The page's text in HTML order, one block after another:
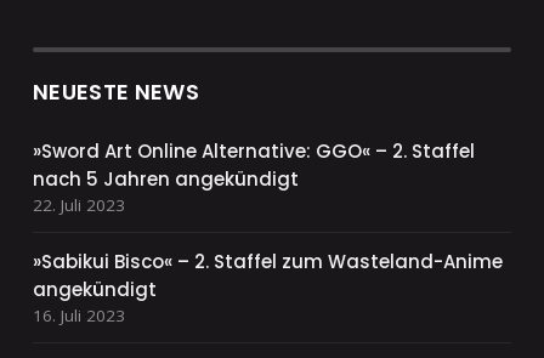
NEUESTE NEWS
»Sword Art Online Alternative: GGO« – 2. Staffel
nach 5 Jahren angekündigt
22. Juli 2023
»Sabikui Bisco« – 2. Staffel zum Wasteland-Anime
angekündigt
16. Juli 2023